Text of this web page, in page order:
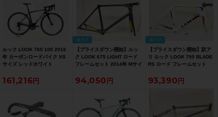
ルック LOOK 765 105 2016
年 カーボンロードバイク XS
サイズ レッドホワイト
161,216
値下げ
【プライスダウン開始】ルッ
ク LOOK 675 LIGHT ロード
フレームセット 2014年 Mサイ
SALE】
94,050
値下げ
【プライスダウン開始】訳ア
リ ルック LOOK 795 BLADE
RS ロード フレームセット
ワイト【お買い得SALE】
93,390